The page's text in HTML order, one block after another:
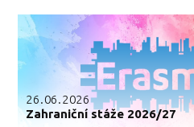
26.06.2026
Zahraniční stáže 2026/27